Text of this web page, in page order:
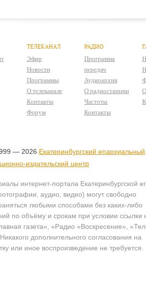
ТЕЛЕКАНАЛ
Эфир
Новости
Программы
О телеканале
Контакты
Форум
РАДИО
Программа
передач
Аудиоархив
О радиостанции
Частоты
Контакты
— 2026 Екатеринбургский епархиальный
издательский центр
интернет-портала Екатеринбургской
аудио, видео) могут свободно
любыми способами без каких-либо
по объёму и срокам при условии ссылки
газета», «Радио «Воскресение»,
дополнительного согласования на
или иное воспроизведение не требуется.